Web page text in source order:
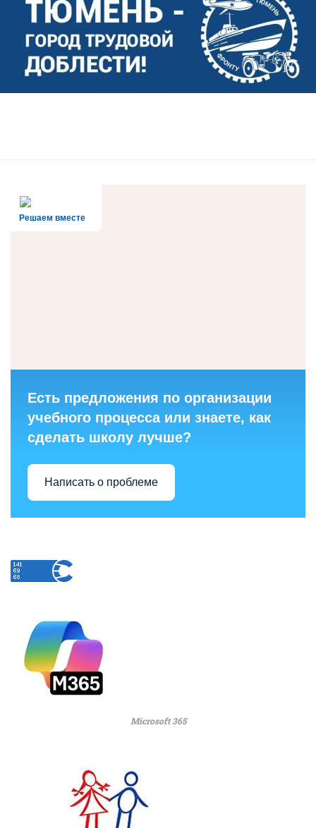
Решаем вместе
Есть предложения по организации
учебного процесса или знаете, как
сделать школу лучше?
Написать о проблеме
Microsoft 365